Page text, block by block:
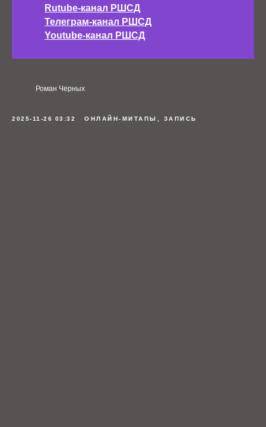
Rutube-канал РШСД
Телеграм-канал РШСД
Youtube-канал РШСД
Роман Черных
2025-11-26 03:32 ОНЛАЙН-МИТАПЫ, ЗАПИСЬ